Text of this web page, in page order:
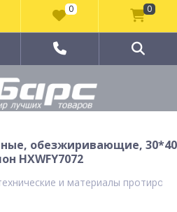
обезжиривающие, 30*40
HXWFY7072
и материалы
0 0